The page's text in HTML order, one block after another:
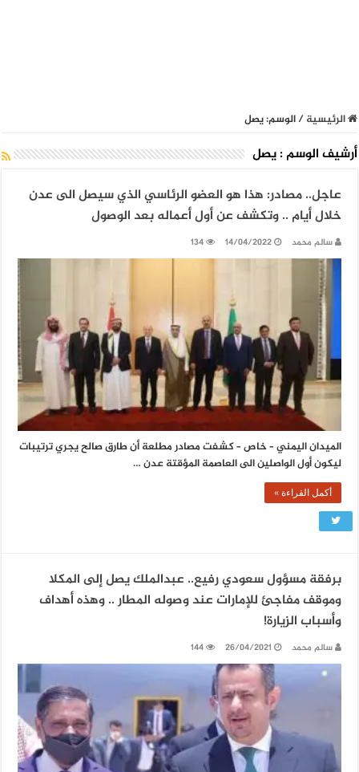
الرئيسية/الوسم:يصل
أرشيف الوسم :يصل
عاجل.. مصادر: هذا هو العضو الرئاسي الذي سيصل الى عدن
خلال أيام .. وتكشف عن أول أعماله بعد الوصول
سالم محمد 14/04/2022
134
الميدان اليمني – خاص – كشفت مصادر مطلعة أن طارق صالح يجري ترتيبات
ليكون أول الواصلين الى العاصمة المؤقتة عدن …
أكمل القراءة »
برفقة مسؤول سعودي رفيع.. عبدالملك يصل إلى المكلا
وموقف مفاجئ للإمارات عند وصوله المطار .. وهذه أهداف
وأسباب الزيارة!
سالم محمد 26/04/2021
144